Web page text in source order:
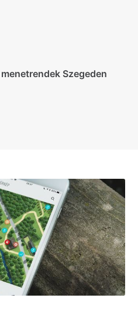
Szegeden